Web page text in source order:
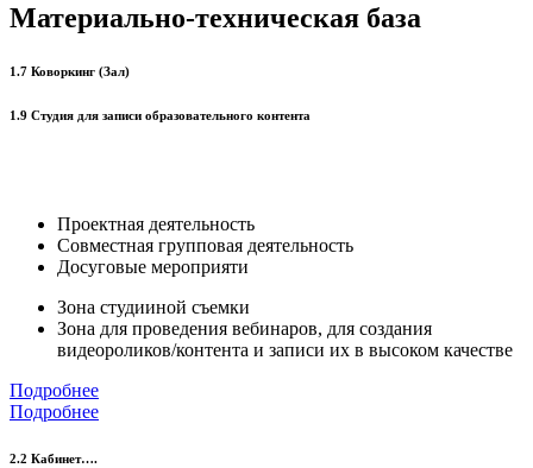
Материально-техническая база
1.7 Коворкинг (Зал)
1.9 Студия для записи образовательного контента
Проектная деятельность
Совместная групповая деятельность
Досуговые мероприяти
Зона студииной съемки
Зона для проведения вебинаров, для создания
видеороликов/контента и записи их в высоком качестве
Подробнее
Подробнее
2.2 Кабинет….